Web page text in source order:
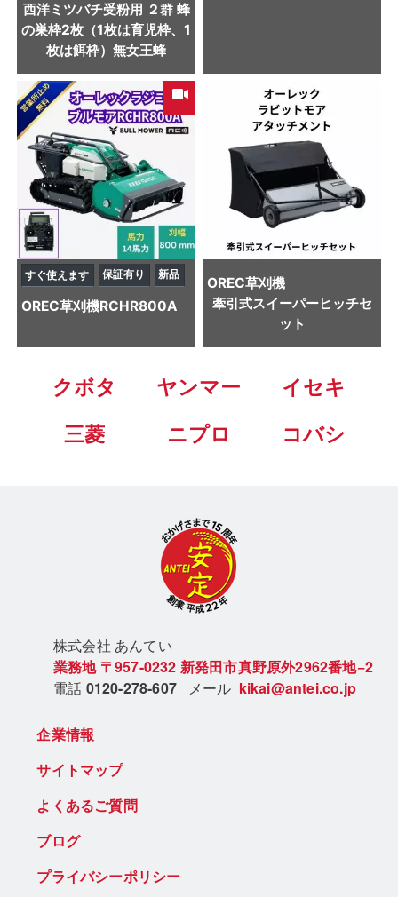
西洋ミツバチ受粉用 ２群 蜂
の巣枠2枚（1枚は育児枠、1
枚は餌枠）無女王蜂
すぐ使えます 保証有り 新品
OREC草刈機RCHR800A
OREC草刈機
牽引式スイーパーヒッチセ
ット
クボタ ヤンマー
イセキ
三菱
ニプロ コバシ
株式会社 あんてい
業務地 〒957-0232 新発田市真野原外2962番地−2
電話 0120-278-607 メール kikai@antei.co.jp
企業情報
サイトマップ
よくあるご質問
ブログ
プライバシーポリシー